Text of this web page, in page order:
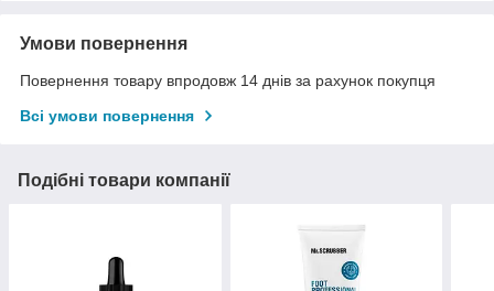
Умови повернення
Повернення товару впродовж 14 днів за рахунок покупця
Всі умови повернення
Подібні товари компанії